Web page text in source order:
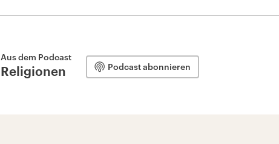
Aus dem Podcast
Religionen Podcast abonnieren